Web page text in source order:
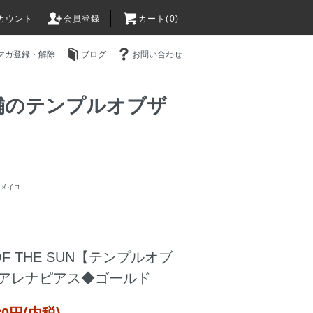
ウント 会員登録 カート(0)
ガ登録・解除 ブログ お問い合わせ
テンプルオブザ
イユ
THE SUN【テンプルオブ
レナピアス◆ゴールド